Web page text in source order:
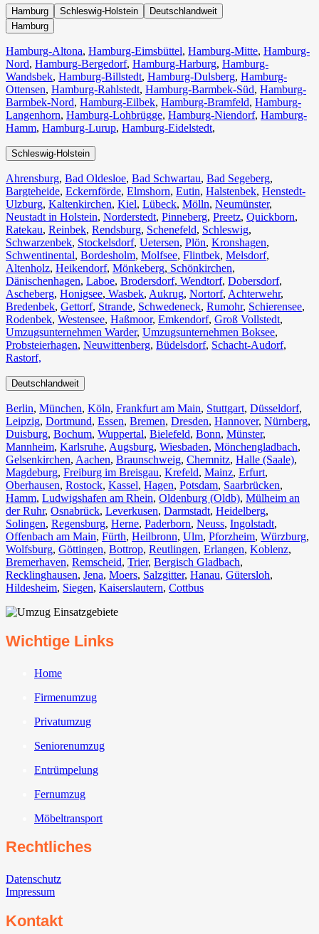
Hamburg Schleswig-Holstein
Deutschlandweit
Hamburg
Hamburg-Altona, Hamburg-Eimsbüttel, Hamburg-Mitte, Hamburg-
Nord, Hamburg-Bergedorf, Hamburg-Harburg, Hamburg-
Wandsbek, Hamburg-Billstedt, Hamburg-Dulsberg, Hamburg-
Ottensen, Hamburg-Rahlstedt, Hamburg-Barmbek-Süd, Hamburg-
Barmbek-Nord, Hamburg-Eilbek, Hamburg-Bramfeld, Hamburg-
Langenhorn, Hamburg-Lohbrügge, Hamburg-Niendorf, Hamburg-
Hamm, Hamburg-Lurup, Hamburg-Eidelstedt,
Schleswig-Holstein
Ahrensburg, Bad Oldesloe, Bad Schwartau, Bad Segeberg,
Bargteheide, Eckernförde, Elmshorn, Eutin, Halstenbek, Henstedt-
Ulzburg, Kaltenkirchen, Kiel, Lübeck, Mölln, Neumünster,
Neustadt in Holstein, Norderstedt, Pinneberg, Preetz, Quickborn,
Ratekau, Reinbek, Rendsburg, Schenefeld, Schleswig,
Schwarzenbek, Stockelsdorf, Uetersen, Plön, Kronshagen,
Schwentinental, Bordesholm, Molfsee, Flintbek, Melsdorf,
Altenholz, Heikendorf, Mönkeberg, Schönkirchen,
Dänischenhagen, Laboe, Brodersdorf, Wendtorf, Dobersdorf,
Ascheberg, Honigsee, Wasbek, Aukrug, Nortorf, Achterwehr,
Bredenbek, Gettorf, Strande, Schwedeneck, Rumohr, Schierensee,
Rodenbek, Westensee, Haßmoor, Emkendorf, Groß Vollstedt,
Umzugsunternehmen Warder, Umzugsunternehmen Boksee,
Probsteierhagen, Neuwittenberg, Büdelsdorf, Schacht-Audorf,
Rastorf,
Deutschlandweit
Berlin⁠, München, Köln⁠, Frankfurt am Main, Stuttgart, Düsseldorf,
Leipzig, Dortmund, Essen, Bremen, Dresden, Hannover, Nürnberg,
Duisburg⁠, Bochum, Wuppertal⁠, Bielefeld⁠, Bonn⁠, Münster⁠,
Mannheim, Karlsruhe, Augsburg, Wiesbaden⁠, Mönchengladbach⁠,
Gelsenkirchen⁠, Aachen⁠, Braunschweig, Chemnitz⁠, Halle (Saale)⁠,
Magdeburg, Freiburg im Breisgau⁠, Krefeld⁠, Mainz⁠, Erfurt,
Oberhausen⁠, Rostock⁠, Kassel⁠, Hagen, Potsdam, Saarbrücken⁠,
Hamm, Ludwigshafen am Rhein⁠, Oldenburg (Oldb), Mülheim an
der Ruhr, Osnabrück⁠, Leverkusen, Darmstadt⁠, Heidelberg,
Solingen, Regensburg, Herne⁠, Paderborn, Neuss, Ingolstadt,
Offenbach am Main, Fürth⁠, Heilbronn, Ulm⁠, Pforzheim, Würzburg,
Wolfsburg⁠, Göttingen, Bottrop, Reutlingen, Erlangen⁠, Koblenz,
Bremerhaven⁠, Remscheid, Trier⁠, Bergisch Gladbach,
Recklinghausen, Jena⁠, Moers⁠, Salzgitter⁠, Hanau, Gütersloh,
Hildesheim⁠, Siegen⁠, Kaiserslautern⁠, Cottbus⁠
Wichtige Links
Home
Firmenumzug
Privatumzug
Seniorenumzug
Entrümpelung
Fernumzug
Möbeltransport
Rechtliches
Datenschutz
Impressum
Kontakt